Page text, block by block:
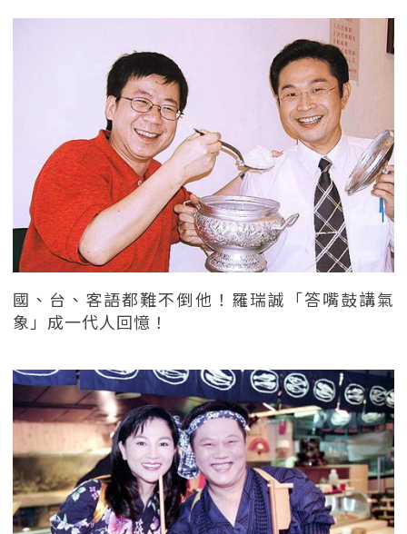
國、台、客語都難不倒他！羅瑞誠「答嘴鼓講氣
象」成一代人回憶！